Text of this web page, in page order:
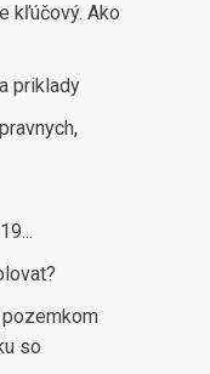
kľúčový. Ako
priklady
so